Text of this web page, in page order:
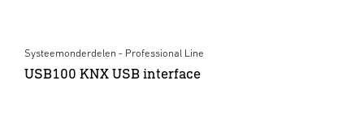
Systeemonderdelen - Professional Line
USB100 KNX USB interface